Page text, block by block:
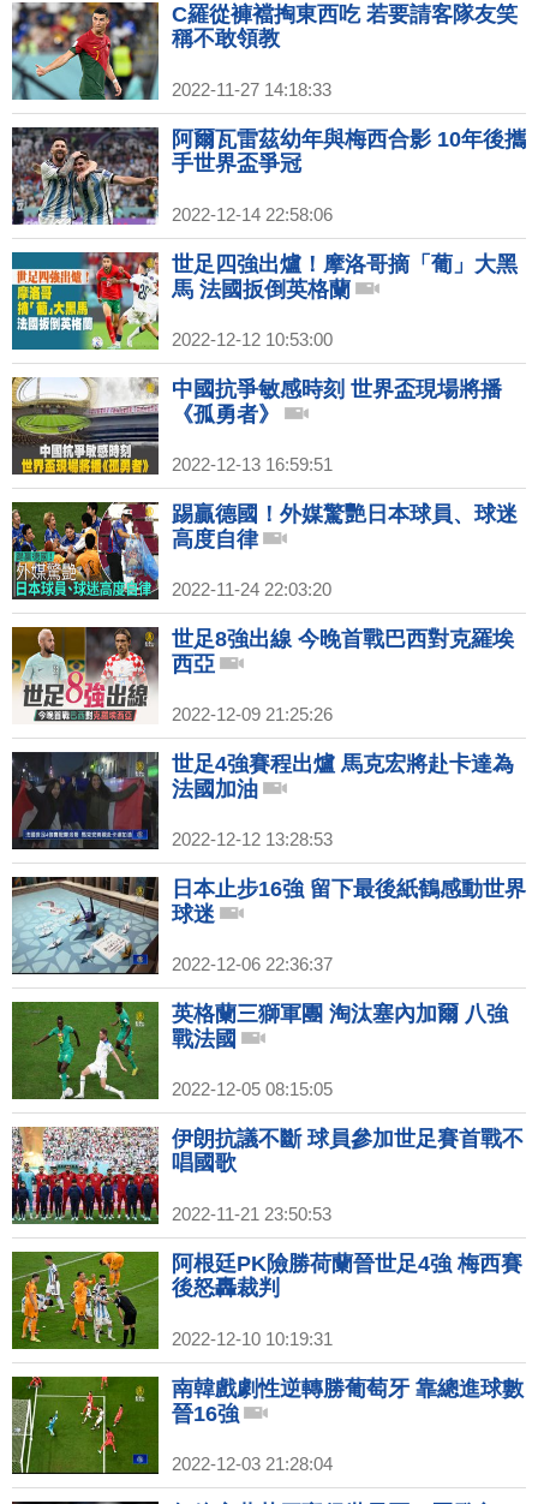
C羅從褲襠掏東西吃 若要請客隊友笑
稱不敢領教
2022-11-27 14:18:33
阿爾瓦雷茲幼年與梅西合影 10年後攜
手世界盃爭冠
2022-12-14 22:58:06
世足四強出爐！摩洛哥摘「葡」大黑
馬 法國扳倒英格蘭
2022-12-12 10:53:00
中國抗爭敏感時刻 世界盃現場將播
《孤勇者》
2022-12-13 16:59:51
踢贏德國！外媒驚艷日本球員、球迷
高度自律
2022-11-24 22:03:20
世足8強出線 今晚首戰巴西對克羅埃
西亞
2022-12-09 21:25:26
世足4強賽程出爐 馬克宏將赴卡達為
法國加油
2022-12-12 13:28:53
日本止步16強 留下最後紙鶴感動世界
球迷
2022-12-06 22:36:37
英格蘭三獅軍團 淘汰塞內加爾 八強
戰法國
2022-12-05 08:15:05
伊朗抗議不斷 球員參加世足賽首戰不
唱國歌
2022-11-21 23:50:53
阿根廷PK險勝荷蘭晉世足4強 梅西賽
後怒轟裁判
2022-12-10 10:19:31
南韓戲劇性逆轉勝葡萄牙 靠總進球數
晉16強
2022-12-03 21:28:04